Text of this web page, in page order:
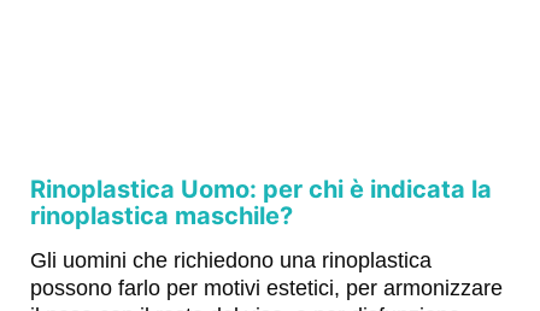
Rinoplastica Uomo: per chi è indicata la
rinoplastica maschile?
Gli uomini che richiedono una rinoplastica
possono farlo per motivi estetici, per armonizzare